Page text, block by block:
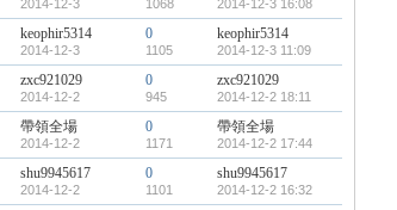
2014-12-3 1068 2014-12-3 16:08
keophir5314
2014-12-3
0
1105
keophir5314
2014-12-3 11:09
zxc921029
2014-12-2
0
945
zxc921029
2014-12-2 18:11
帶領全場
2014-12-2
0
1171
帶領全場
2014-12-2 17:44
shu9945617
2014-12-2
0
1101
shu9945617
2014-12-2 16:32